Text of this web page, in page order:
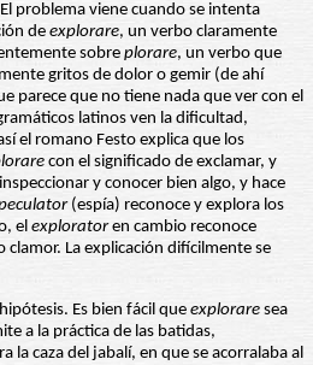
problema viene cuando se intenta
de explorare, un verbo claramente
sobre plorare, un verbo que
gritos de dolor o gemir (de ahí
parece que no tiene nada que ver con el
latinos ven la dificultad,
el romano Festo explica que los
con el significado de exclamar, y
y conocer bien algo, y hace
(espía) reconoce y explora los
el exploratoren cambio reconoce
La explicación difícilmente se
Es bien fácil que explorare sea
a la práctica de las batidas,
la caza del jabalí, en que se acorralaba al